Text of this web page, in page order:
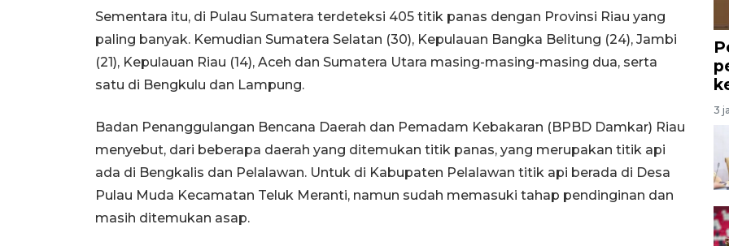
Sementara itu, di Pulau Sumatera terdeteksi 405 titik panas dengan Provinsi Riau yang
paling banyak. Kemudian Sumatera Selatan (30), Kepulauan Bangka Belitung (24), Jambi
(21), Kepulauan Riau (14), Aceh dan Sumatera Utara masing-masing-masing dua, serta
satu di Bengkulu dan Lampung.
Badan Penanggulangan Bencana Daerah dan Pemadam Kebakaran (BPBD Damkar) Riau
menyebut, dari beberapa daerah yang ditemukan titik panas, yang merupakan titik api
ada di Bengkalis dan Pelalawan. Untuk di Kabupaten Pelalawan titik api berada di Desa
Pulau Muda Kecamatan Teluk Meranti, namun sudah memasuki tahap pendinginan dan
masih ditemukan asap.
3